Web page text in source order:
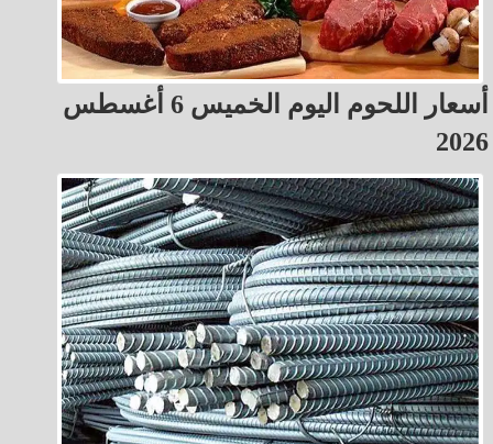
أسعار اللحوم اليوم الخميس 6 أغسطس
2026